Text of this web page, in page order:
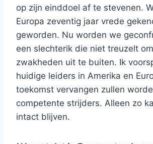
op zijn einddoel af te stevenen.
Europa zeventig jaar vrede
geworden. Nu worden we
een slechterik die niet treuzelt
zwakheden uit te buiten. Ik
huidige leiders in Amerika en
toekomst vervangen zullen
competente strijders. Alleen zo
intact blijven.